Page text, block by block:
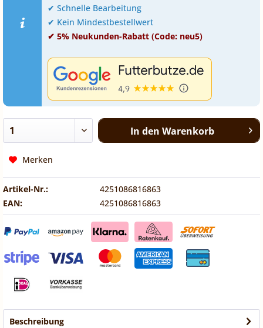
✔ Schnelle Bearbeitung
✔ Kein Mindestbestellwert
✔ 5% Neukunden-Rabatt (Code: neu5)
In den Warenkorb
Merken
Artikel-Nr.:
4251086816863
EAN:
4251086816863
Beschreibung